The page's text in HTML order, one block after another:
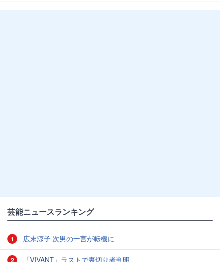
芸能ニュースランキング
1 広末涼子 次男の一言が転機に
2 「VIVANT」ラストで裏切り者判明